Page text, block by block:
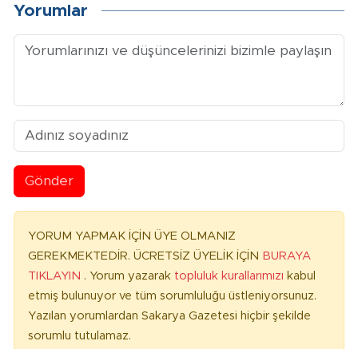
Yorumlar
Gönder
YORUM YAPMAK İÇİN ÜYE OLMANIZ
GEREKMEKTEDİR. ÜCRETSİZ ÜYELİK İÇİN BURAYA
TIKLAYIN . Yorum yazarak topluluk kurallarımızı kabul
etmiş bulunuyor ve tüm sorumluluğu üstleniyorsunuz.
Yazılan yorumlardan Sakarya Gazetesi hiçbir şekilde
sorumlu tutulamaz.